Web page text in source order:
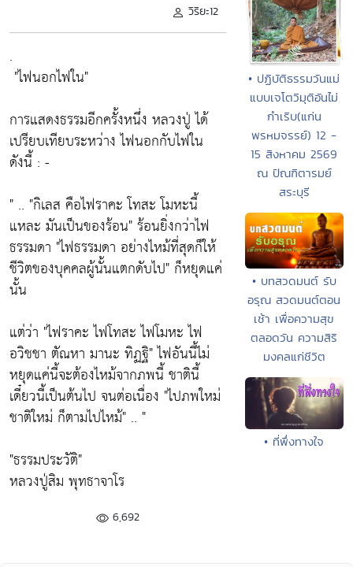
วิริยะ12
.
"ไฟนอกไฟใน"
การแสดงธรรมอีกครั้งหนึ่ง หลวงปู่ ได้
เปรียบเทียบระหว่าง ไฟนอกกับไฟใน
ดังนี้ : -
" .. "กิเลส คือไฟราคะ โทสะ โมหะนี้
แหละ มันเป็นของร้อน"ร้อนยิ่งกว่าไฟ
ธรรมดา "ไฟธรรมดา อย่างไหม้ที่สุดก็ให้
ชีวิตของบุคคลผู้นั้นแตกดับไป" ก็หยุดแค่
นั้น
แต่ว่า "ไฟราคะ ไฟโทสะ ไฟโมหะ ไฟ
อวิชชา ตัณหา มานะ ทิฏฐิ"ไฟอันนี้ไม่
หยุดแค่นี้จะต้องไหม้จากภพนี้ ชาตินี้
เดี๋ยวนี้เป็นต้นไป จนต่อเนื่อง "ไปภพใหม่
ชาติใหม่ ก็ตามไปไหม้" .. "
"ธรรมประวัติ"
หลวงปู่สิม พุทธาจาโร
6,692
• ปฏิบัติธรรมวันแม่
แบบเจโตวิมุติอันไม่
กำเริบ(แก่น
พรหมจรรย์) 12 -
15 สิงหาคม 2569
ณ ปัณฑิตารมย์
สระบุรี
• บทสวดมนต์ รับ
อรุณ สวดมนต์ตอน
เช้า เพื่อความสุข
ตลอดวัน ความสิริ
มงคลแก่ชีวิต
• ที่พึ่งทางใจ